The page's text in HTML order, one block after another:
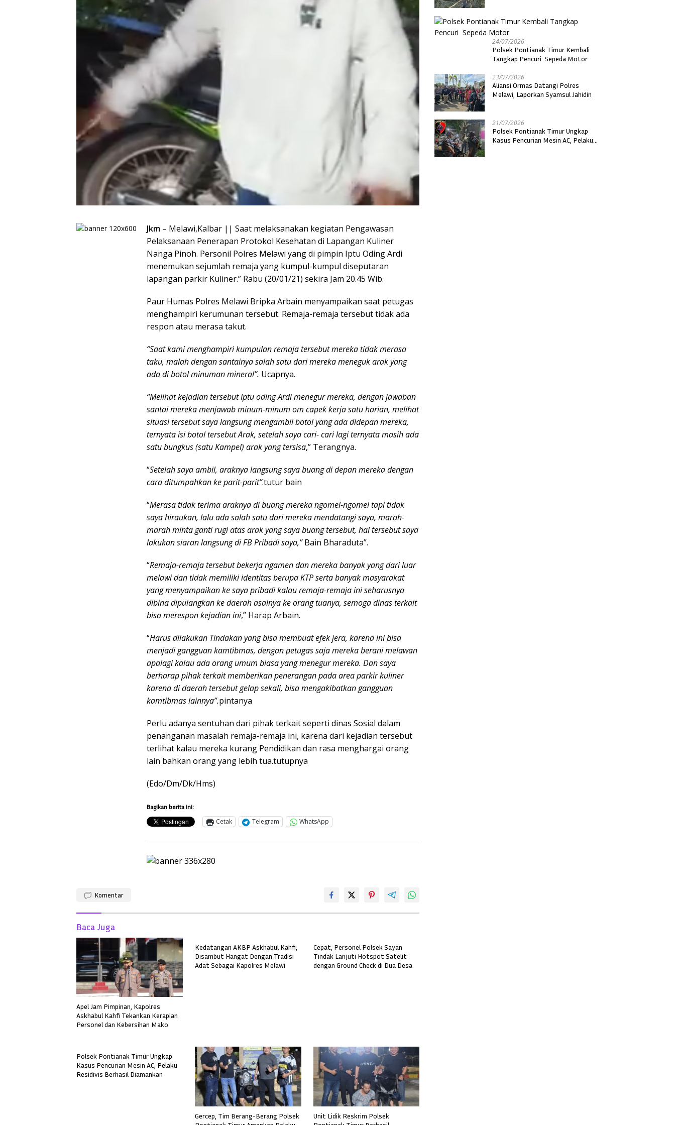
Jkm – Melawi,Kalbar || Saat melaksanakan kegiatan Pengawasan
Pelaksanaan Penerapan Protokol Kesehatan di Lapangan Kuliner
Nanga Pinoh. Personil Polres Melawi yang di pimpin Iptu Oding Ardi
menemukan sejumlah remaja yang kumpul-kumpul diseputaran
lapangan parkir Kuliner.” Rabu (20/01/21) sekira Jam 20.45 Wib.
Paur Humas Polres Melawi Bripka Arbain menyampaikan saat petugas
menghampiri kerumunan tersebut. Remaja-remaja tersebut tidak ada
respon atau merasa takut.
“Saat kami menghampiri kumpulan remaja tersebut mereka tidak merasa
taku, malah dengan santainya salah satu dari mereka meneguk arak yang
ada di botol minuman mineral”. Ucapnya.
“Melihat kejadian tersebut Iptu oding Ardi menegur mereka, dengan jawaban
santai mereka menjawab minum-minum om capek kerja satu harian, melihat
situasi tersebut saya langsung mengambil botol yang ada didepan mereka,
ternyata isi botol tersebut Arak, setelah saya cari- cari lagi ternyata masih ada
satu bungkus (satu Kampel) arak yang tersisa,” Terangnya.
“Setelah saya ambil, araknya langsung saya buang di depan mereka dengan
cara ditumpahkan ke parit-parit”.tutur bain
“Merasa tidak terima araknya di buang mereka ngomel-ngomel tapi tidak
saya hiraukan, lalu ada salah satu dari mereka mendatangi saya, marah-
marah minta ganti rugi atas arak yang saya buang tersebut, hal tersebut saya
lakukan siaran langsung di FB Pribadi saya,”Bain Bharaduta”.
“Remaja-remaja tersebut bekerja ngamen dan mereka banyak yang dari luar
melawi dan tidak memiliki identitas berupa KTP serta banyak masyarakat
yang menyampaikan ke saya pribadi kalau remaja-remaja ini seharusnya
dibina dipulangkan ke daerah asalnya ke orang tuanya, semoga dinas terkait
bisa merespon kejadian ini,” Harap Arbain.
“Harus dilakukan Tindakan yang bisa membuat efek jera, karena ini bisa
menjadi gangguan kamtibmas, dengan petugas saja mereka berani melawan
apalagi kalau ada orang umum biasa yang menegur mereka. Dan saya
berharap pihak terkait memberikan penerangan pada area parkir kuliner
karena di daerah tersebut gelap sekali, bisa mengakibatkan gangguan
kamtibmas lainnya”.pintanya
Perlu adanya sentuhan dari pihak terkait seperti dinas Sosial dalam
penanganan masalah remaja-remaja ini, karena dari kejadian tersebut
terlihat kalau mereka kurang Pendidikan dan rasa menghargai orang
lain bahkan orang yang lebih tua.tutupnya
(Edo/Dm/Dk/Hms)
Bagikan berita ini:
Cetak Telegram WhatsApp
Komentar
Baca Juga
Apel Jam Pimpinan, Kapolres
Askhabul Kahfi Tekankan Kerapian
Personel dan Kebersihan Mako
Kedatangan AKBP Askhabul Kahfi,
Disambut Hangat Dengan Tradisi
Adat Sebagai Kapolres Melawi
Cepat, Personel Polsek Sayan
Tindak Lanjuti Hotspot Satelit
dengan Ground Check di Dua Desa
Polsek Pontianak Timur Ungkap
Kasus Pencurian Mesin AC, Pelaku
Residivis Berhasil Diamankan
Gercep, Tim Berang-Berang Polsek
Unit Lidik Reskrim Polsek
24/07/2026
Polsek Pontianak Timur Kembali
Tangkap Pencuri Sepeda Motor
23/07/2026
Aliansi Ormas Datangi Polres
Melawi, Laporkan Syamsul Jahidin
21/07/2026
Polsek Pontianak Timur Ungkap
Kasus Pencurian Mesin AC, Pelaku